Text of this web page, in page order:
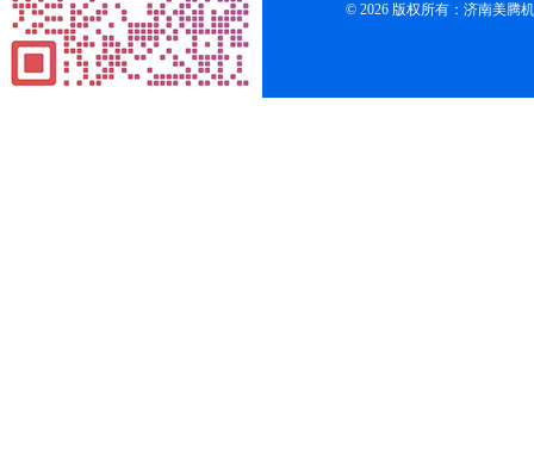
© 2026 版权所有：济南美腾